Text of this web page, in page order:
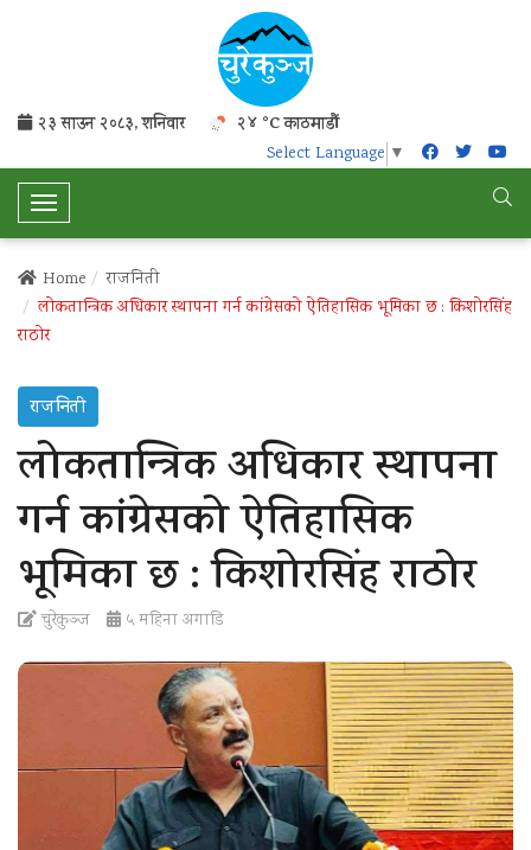
२३ साउन २०८३, शनिवार २४ °C काठमाडौं
Select Language ▼
T
o
g
e
a
v
i
a
o
n
Home
राजनिती
लोकतान्त्रिक अधिकार स्थापना गर्न कांग्रेसको ऐतिहासिक भूमिका छ : किशोरसिंह
राठोर
राजनिती
लोकतान्त्रिक अधिकार स्थापना
गर्न कांग्रेसको ऐतिहासिक
भूमिका छ : किशोरसिंह राठोर
चुरेकुञ्ज ५ महिना अगाडि